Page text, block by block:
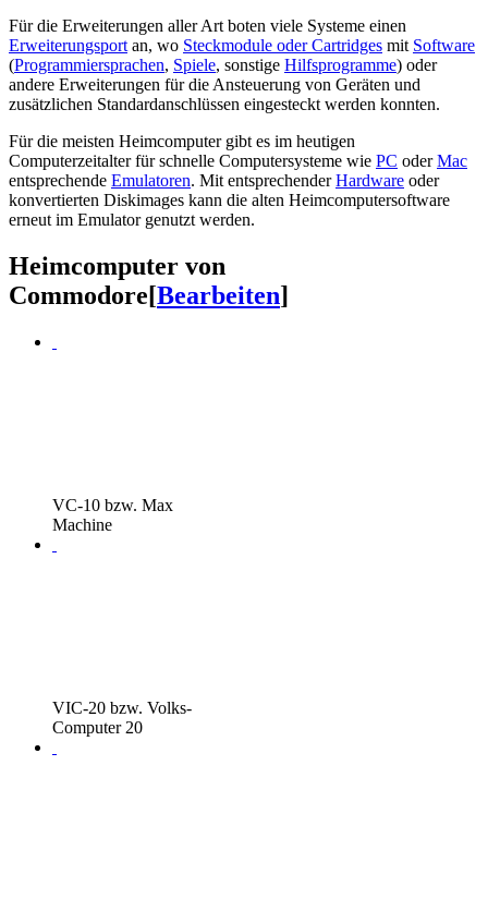
Für die Erweiterungen aller Art boten viele Systeme einen
Erweiterungsport an, wo Steckmodule oder Cartridges mit Software
(Programmiersprachen, Spiele, sonstige Hilfsprogramme) oder
andere Erweiterungen für die Ansteuerung von Geräten und
zusätzlichen Standardanschlüssen eingesteckt werden konnten.
Für die meisten Heimcomputergibt es im heutigen
Computerzeitalter für schnelle Computersysteme wie PC oderMac
entsprechende Emulatoren. Mit entsprechenderHardware oder
konvertierten Diskimages kann die alten Heimcomputersoftware
erneut im Emulator genutzt werden.
Heimcomputer von
Commodore[Bearbeiten]
VC-10 bzw. Max
Machine
VIC-20 bzw. Volks-
Computer 20